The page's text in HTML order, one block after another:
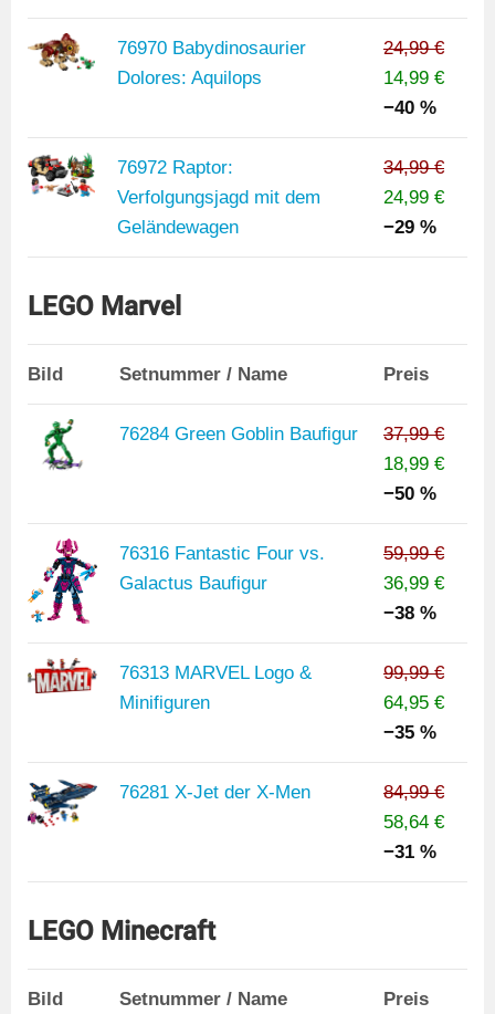
76970 Babydinosaurier
Dolores: Aquilops
24,99 €
14,99 €
−40 %
76972 Raptor:
Verfolgungsjagd mit dem
Geländewagen
34,99 €
24,99 €
−29 %
LEGO Marvel
Bild Setnummer / Name Preis
76284 Green Goblin Baufigur
37,99 €
18,99 €
−50 %
76316 Fantastic Four vs.
Galactus Baufigur
59,99 €
36,99 €
−38 %
76313 MARVEL Logo &
Minifiguren
99,99 €
64,95 €
−35 %
76281 X-Jet der X-Men
84,99 €
58,64 €
−31 %
LEGO Minecraft
Bild Setnummer / Name Preis